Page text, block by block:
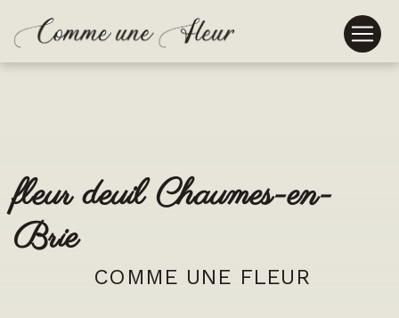
fleur deuil Chaumes-en-
Brie
COMME UNE FLEUR